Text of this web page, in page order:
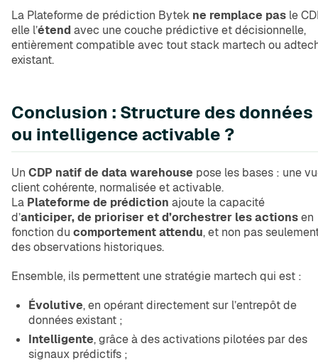
La Plateforme de prédiction Bytek ne remplace pas le
elle l’étend avec une couche prédictive et décisionnelle,
entièrement compatible avec tout stack martech ou
existant.
Conclusion : Structure des données
ou intelligence activable ?
Un CDP natif de data warehouse pose les bases : une
client cohérente, normalisée et activable.
La Plateforme de prédiction ajoute la capacité
d’anticiper, de prioriser et d’orchestrer les actionsen
fonction du comportement attendu, et non pas
des observations historiques.
Ensemble, ils permettent une stratégie martech qui est :
Évolutive, en opérant directement sur l’entrepôt de
données existant ;
Intelligente, grâce à des activations pilotées par des
signaux prédictifs ;